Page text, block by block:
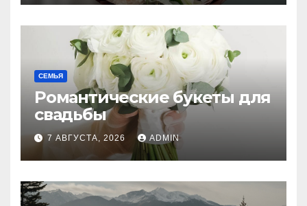
СЕМЬЯ
Романтические букеты для
свадьбы
7 АВГУСТА, 2026 ADMIN